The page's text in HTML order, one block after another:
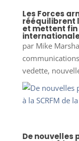
Les Forces
rééquilibrent
et mettent fin
par Mike
communications
vedette,
De nouvelles